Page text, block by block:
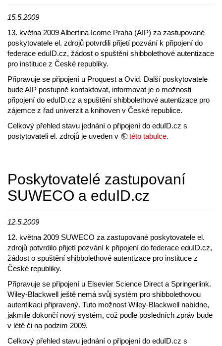
15.5.2009
13. května 2009 Albertina Icome Praha (AIP) za zastupované
poskytovatele el. zdrojů potvrdili přijetí pozvání k připojení do
federace eduID.cz, žádost o spuštění shibbolethové autentizace
pro instituce z České republiky.
Připravuje se připojení u Proquest a Ovid. Další poskytovatele
bude AIP postupně kontaktovat, informovat je o možnosti
připojení do eduID.cz a spuštění shibbolethové autentizace pro
zájemce z řad univerzit a knihoven v České republice.
Celkový přehled stavu jednání o připojení do eduID.cz s
postytovateli el. zdrojů je uveden v
této tabulce.
Poskytovatelé zastupovaní
SUWECO a eduID.cz
12.5.2009
12. května 2009 SUWECO za zastupované poskytovatele el.
zdrojů potvrdilo přijetí pozvání k připojení do federace eduID.cz,
žádost o spuštění shibbolethové autentizace pro instituce z
České republiky.
Připravuje se připojení u Elsevier Science Direct a Springerlink.
Wiley-Blackwell ještě nemá svůj systém pro shibbolethovou
autentikaci připravený. Tuto možnost Wiley-Blackwell nabídne,
jakmile dokončí nový systém, což podle posledních zpráv bude
v létě či na podzim 2009.
Celkový přehled stavu jednání o připojení do eduID.cz s